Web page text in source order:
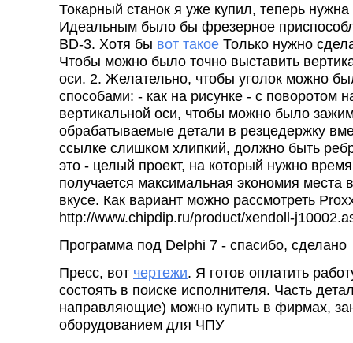
Токарный станок я уже купил, теперь
Идеальным было бы фрезерное
BD-3. Хотя бы вот такое Только нужно
Чтобы можно было точно выставить
оси. 2. Желательно, чтобы уголок можно
способами: - как на рисунке - с поворотом
вертикальной оси, чтобы можно было
обрабатываемые детали в резцедержку
ссылке слишком хлипкий, должно быть
это - целый проект, на который нужно
получается максимальная экономия места
вкусе. Как вариант можно рассмотреть
http://www.chipdip.ru/product/xendoll-
Программа под Delphi 7 - спасибо, сделано
Пресс, вот чертежи. Я готов оплатить
состоять в поиске исполнителя. Часть
направляющие) можно купить в фирмах,
оборудованием для ЧПУ